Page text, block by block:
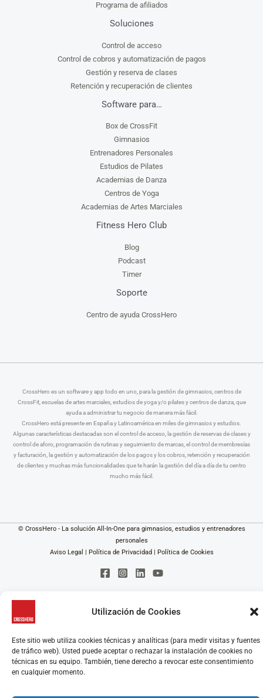
Utilización de Cookies
Este sitio web utiliza cookies técnicas y analíticas (para medir visitas y fuentes
de tráfico web). Usted puede aceptar o rechazar la instalación de cookies no
técnicas en su equipo. También, tiene derecho a revocar este consentimiento
en cualquier momento.
Programa de afiliados
Soluciones
Control de acceso
Control de cobros y automatización de pagos
Gestión y reserva de clases
Retención y recuperación de clientes
Software para…
Box de CrossFit
Gimnasios
Entrenadores Personales
Estudios de Pilates
Academias de Danza
Centros de Yoga
Academias de Artes Marciales
Fitness Hero Club
Blog
Podcast
Timer
Soporte
Centro de ayuda CrossHero
CrossHero es un software y app todo en uno, para la gestión de gimnasios, centros de
CrossFit, escuelas de artes marciales, estudios de yoga y/o pilates y centros de danza, que
ayuda a administrar tu negocio de manera más fácil.
CrossHero está presente en España y Latinoamérica en miles de gimnasios y estudios.
Algunas características destacadas son el control de acceso, la gestión de reservas de clases y
control de aforo, programación de rutinas y seguimiento de marcas, el control de membresías
y facturación, la gestión y automatización de los pagos y los cobros, retención y recuperación
de clientes y muchas más funcionalidades que te harán la gestión del día a día de tu centro
mucho más fácil.
© CrossHero - La solución All-In-One para gimnasios, estudios y entrenadores
personales
Aviso Legal | Política de Privacidad | Política de Cookies